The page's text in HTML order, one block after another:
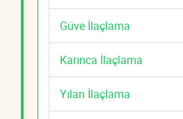
Güve İlaçlama
Karınca İlaçlama
Yılan İlaçlama